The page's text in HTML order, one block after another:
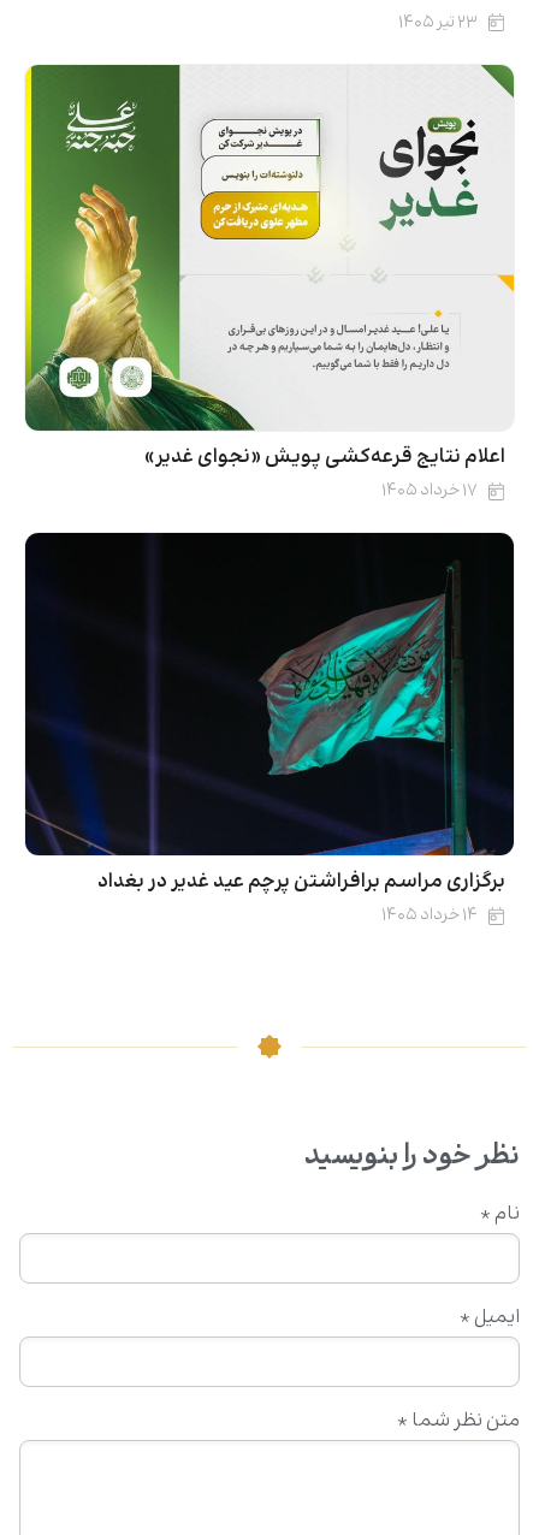
۲۳ تیر ۱۴۰۵
اعلام نتایج قرعه‌کشی پویش «نجوای غدیر»
۱۷ خرداد ۱۴۰۵
برگزاری مراسم برافراشتن پرچم عید غدیر در بغداد
۱۴ خرداد ۱۴۰۵
نظر خود را بنویسید
متن نظر شما *
نام *
ایمیل *